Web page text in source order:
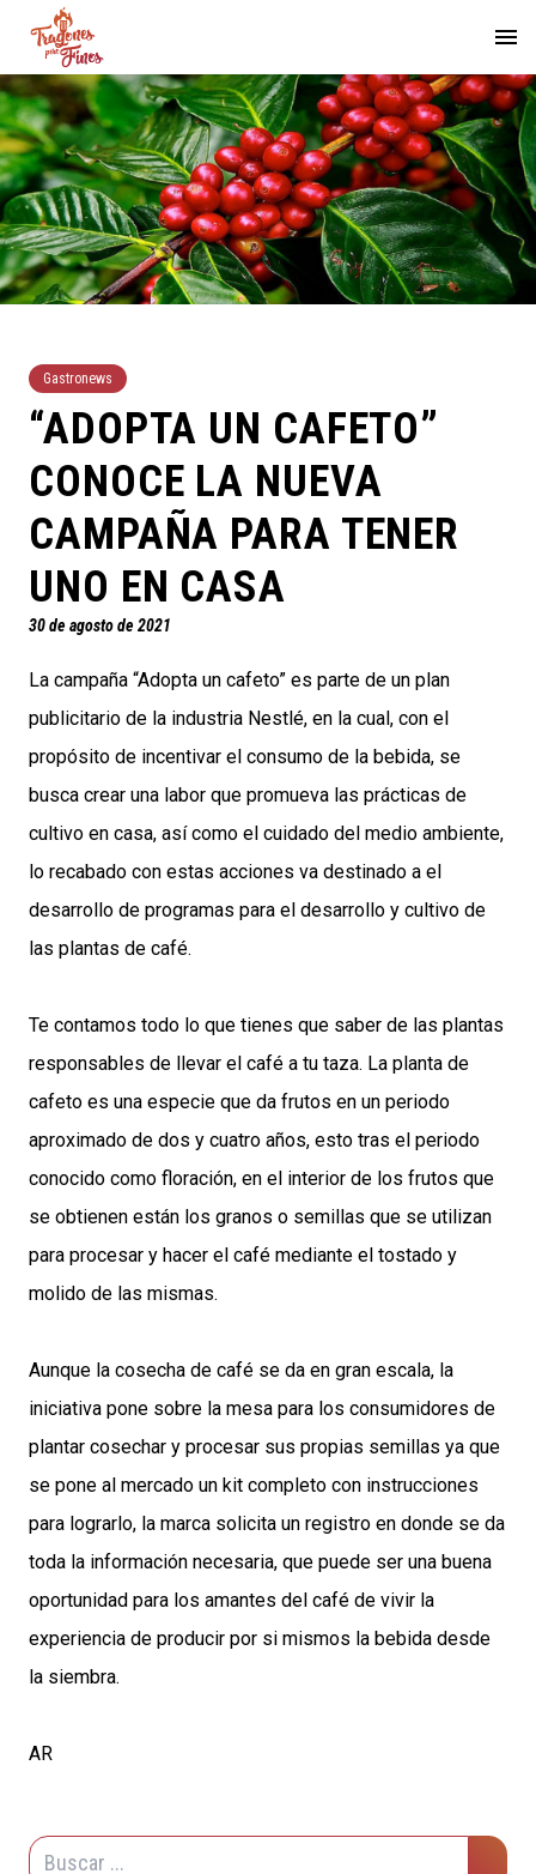
Gastronews
“ADOPTA UN CAFETO”
CONOCE LA NUEVA
CAMPAÑA PARA TENER
UNO EN CASA
30 de agosto de 2021
La campaña “Adopta un cafeto” es parte de un plan
publicitario de la industria Nestlé, en la cual, con el
propósito de incentivar el consumo de la bebida, se
busca crear una labor que promueva las prácticas de
cultivo en casa, así como el cuidado del medio ambiente,
lo recabado con estas acciones va destinado a el
desarrollo de programas para el desarrollo y cultivo de
las plantas de café.
Te contamos todo lo que tienes que saber de las plantas
responsables de llevar el café a tu taza. La planta de
cafeto es una especie que da frutos en un periodo
aproximado de dos y cuatro años, esto tras el periodo
conocido como floración, en el interior de los frutos que
se obtienen están los granos o semillas que se utilizan
para procesar y hacer el café mediante el tostado y
molido de las mismas.
Aunque la cosecha de café se da en gran escala, la
iniciativa pone sobre la mesa para los consumidores de
plantar cosechar y procesar sus propias semillas ya que
se pone al mercado un kit completo con instrucciones
para lograrlo, la marca solicita un registro en donde se da
toda la información necesaria, que puede ser una buena
oportunidad para los amantes del café de vivir la
experiencia de producir por si mismos la bebida desde
la siembra.
AR